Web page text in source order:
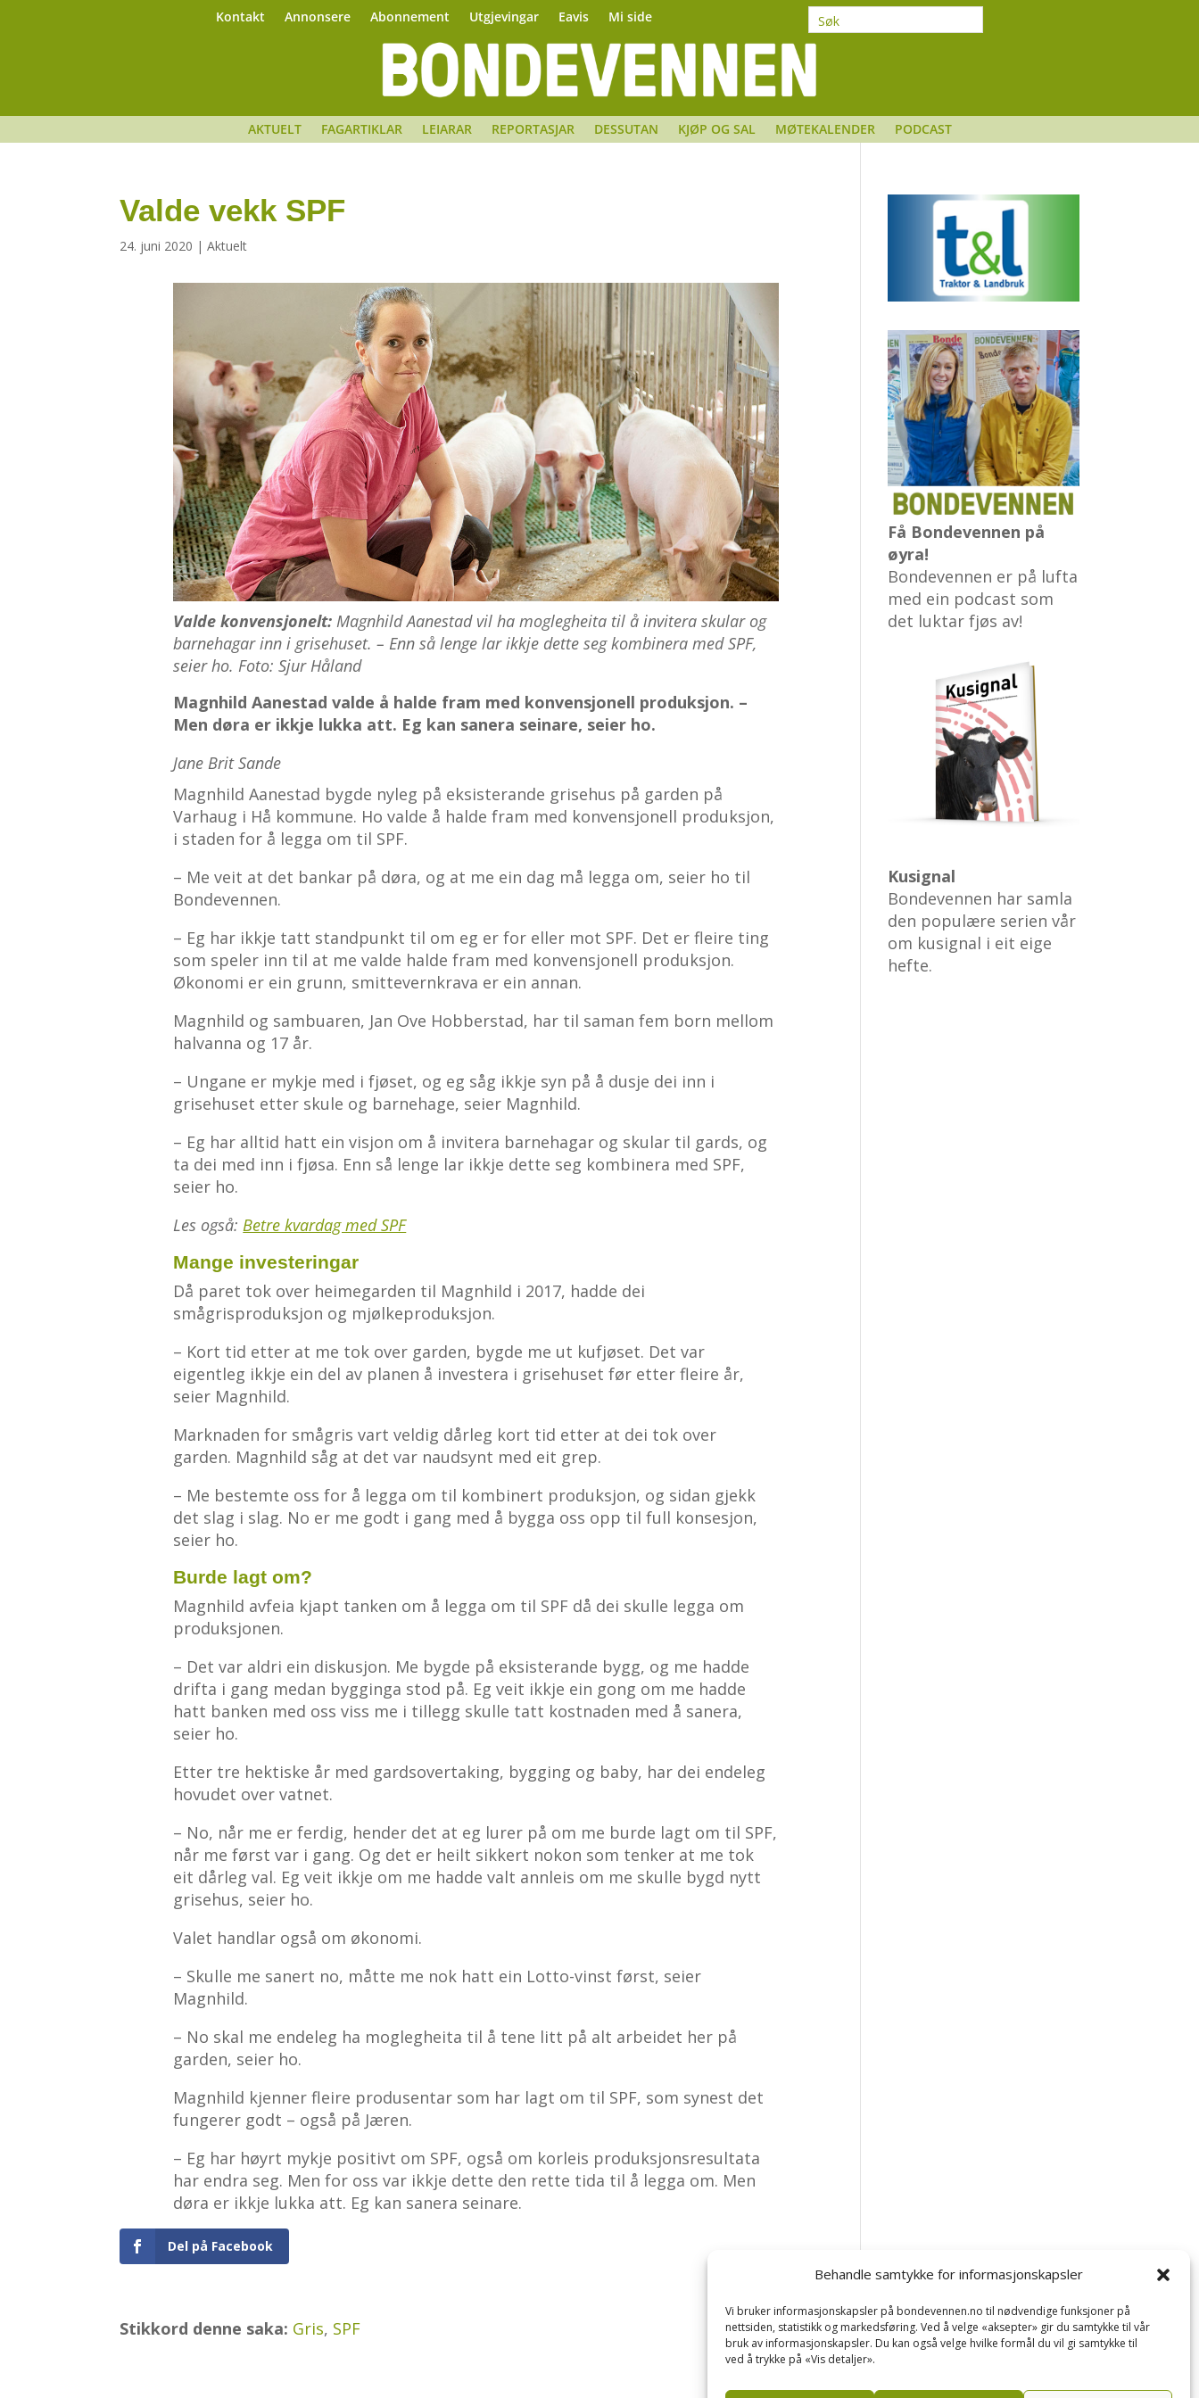
Behandle samtykke for informasjonskapsler
Vi bruker informasjonskapsler på bondevennen.no til nødvendige funksjoner på
nettsiden, statistikk og markedsføring. Ved å velge «aksepter» gir du samtykke til vår
bruk av informasjonskapsler. Du kan også velge hvilke formål du vil gi samtykke til
ved å trykke på «Vis detaljer».
Kontakt Annonsere Abonnement Utgjevingar Eavis Mi side
AKTUELT FAGARTIKLAR LEIARAR REPORTASJAR DESSUTAN KJØP OG SAL MØTEKALENDER PODCAST
Valde vekk SPF
24. juni 2020 |Aktuelt
Valde konvensjonelt: Magnhild Aanestad vil ha moglegheita til å invitera skular og
barnehagar inn i grisehuset. – Enn så lenge lar ikkje dette seg kombinera med SPF,
seier ho. Foto: Sjur Håland
Magnhild Aanestad valde å halde fram med konvensjonell produksjon. –
Men døra er ikkje lukka att. Eg kan sanera seinare, seier ho.
Jane Brit Sande
Magnhild Aanestad bygde nyleg på eksisterande grisehus på garden på
Varhaug i Hå kommune. Ho valde å halde fram med konvensjonell produksjon,
i staden for å legga om til SPF.
– Me veit at det bankar på døra, og at me ein dag må legga om, seier ho til
Bondevennen.
– Eg har ikkje tatt standpunkt til om eg er for eller mot SPF. Det er fleire ting
som speler inn til at me valde halde fram med konvensjonell produksjon.
Økonomi er ein grunn, smittevernkrava er ein annan.
Magnhild og sambuaren, Jan Ove Hobberstad, har til saman fem born mellom
halvanna og 17 år.
– Ungane er mykje med i fjøset, og eg såg ikkje syn på å dusje dei inn i
grisehuset etter skule og barnehage, seier Magnhild.
– Eg har alltid hatt ein visjon om å invitera barnehagar og skular til gards, og
ta dei med inn i fjøsa. Enn så lenge lar ikkje dette seg kombinera med SPF,
seier ho.
Les også:Betre kvardag med SPF
Mange investeringar
Då paret tok over heimegarden til Magnhild i 2017, hadde dei
smågrisproduksjon og mjølkeproduksjon.
– Kort tid etter at me tok over garden, bygde me ut kufjøset. Det var
eigentleg ikkje ein del av planen å investera i grisehuset før etter fleire år,
seier Magnhild.
Marknaden for smågris vart veldig dårleg kort tid etter at dei tok over
garden. Magnhild såg at det var naudsynt med eit grep.
– Me bestemte oss for å legga om til kombinert produksjon, og sidan gjekk
det slag i slag. No er me godt i gang med å bygga oss opp til full konsesjon,
seier ho.
Burde lagt om?
Magnhild avfeia kjapt tanken om å legga om til SPF då dei skulle legga om
produksjonen.
– Det var aldri ein diskusjon. Me bygde på eksisterande bygg, og me hadde
drifta i gang medan bygginga stod på. Eg veit ikkje ein gong om me hadde
hatt banken med oss viss me i tillegg skulle tatt kostnaden med å sanera,
seier ho.
Etter tre hektiske år med gardsovertaking, bygging og baby, har dei endeleg
hovudet over vatnet.
– No, når me er ferdig, hender det at eg lurer på om me burde lagt om til SPF,
når me først var i gang. Og det er heilt sikkert nokon som tenker at me tok
eit dårleg val. Eg veit ikkje om me hadde valt annleis om me skulle bygd nytt
grisehus, seier ho.
Valet handlar også om økonomi.
– Skulle me sanert no, måtte me nok hatt ein Lotto-vinst først, seier
Magnhild.
– No skal me endeleg ha moglegheita til å tene litt på alt arbeidet her på
garden, seier ho.
Magnhild kjenner fleire produsentar som har lagt om til SPF, som synest det
fungerer godt – også på Jæren.
– Eg har høyrt mykje positivt om SPF, også om korleis produksjonsresultata
har endra seg. Men for oss var ikkje dette den rette tida til å legga om. Men
døra er ikkje lukka att. Eg kan sanera seinare.
Del på Facebook
Stikkord denne saka: Gris, SPF
Få Bondevennen på
øyra!
Bondevennen er på lufta
med ein podcast som
det luktar fjøs av!
Kusignal
Bondevennen har samla
den populære serien vår
om kusignal i eit eige
hefte.